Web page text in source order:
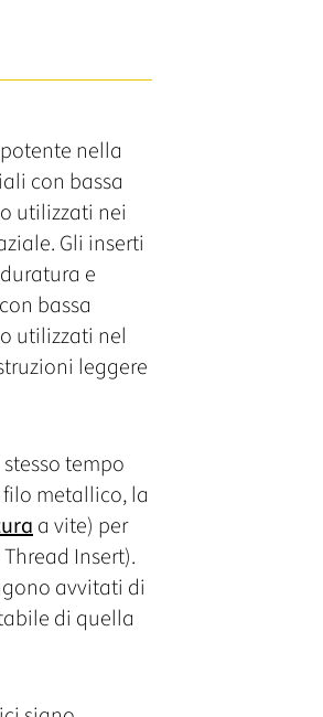
nella
con bassa
utilizzati nei
Gli inserti
e
bassa
utilizzati nel
leggere
tempo
metallico, la
a vite) per
Insert).
avvitati di
di quella